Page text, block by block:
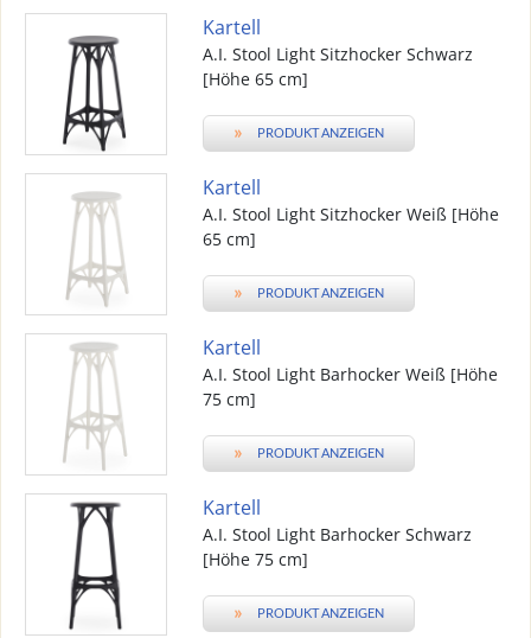
Kartell
A.I. Stool Light Sitzhocker Schwarz
[Höhe 65 cm]
» PRODUKT ANZEIGEN
Kartell
A.I. Stool Light Sitzhocker Weiß [Höhe
65 cm]
» PRODUKT ANZEIGEN
Kartell
A.I. Stool Light Barhocker Weiß [Höhe
75 cm]
» PRODUKT ANZEIGEN
Kartell
A.I. Stool Light Barhocker Schwarz
[Höhe 75 cm]
» PRODUKT ANZEIGEN